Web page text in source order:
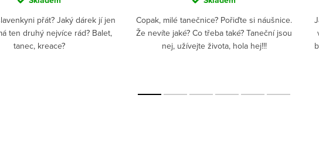
přát? Jaký dárek jí jen
ten druhý nejvíce rád? Balet,
tanec, kreace?
Copak, milé tanečnice? Pořiďte si náušnice.
Že nevíte jaké? Co třeba také? Taneční jsou
nej, užívejte života, hola hej!!!